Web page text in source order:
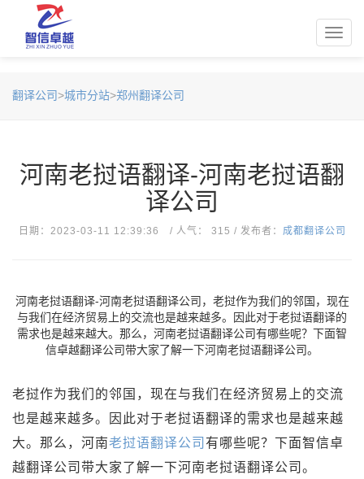
翻译公司>城市分站>郑州翻译公司
河南老挝语翻译-河南老挝语翻
译公司
日期：2023-03-11 12:39:36 / 人气： 315 / 发布者： 成都翻译公司
河南老挝语翻译-河南老挝语翻译公司，老挝作为我们的邻国，现在
与我们在经济贸易上的交流也是越来越多。因此对于老挝语翻译的
需求也是越来越大。那么，河南老挝语翻译公司有哪些呢？下面智
信卓越翻译公司带大家了解一下河南老挝语翻译公司。
老挝作为我们的邻国，现在与我们在经济贸易上的交流
也是越来越多。因此对于老挝语翻译的需求也是越来越
大。那么，河南老挝语翻译公司 有哪些呢？下面智信卓
越翻译公司带大家了解一下河南老挝语翻译公司。